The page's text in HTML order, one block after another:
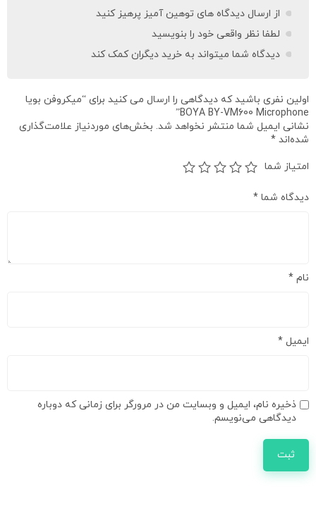
از ارسال دیدگاه های توهین آمیز پرهیز کنید
لطفا نظر واقعی خود را بنویسید
دیدگاه شما میتواند به خرید دیگران کمک کند
اولین نفری باشید که دیدگاهی را ارسال می کنید برای “میکروفن بویا
BOYA BY-VM600 Microphone”
نشانی ایمیل شما منتشر نخواهد شد. بخش‌های موردنیاز علامت‌گذاری
شده‌اند *
امتیاز شما
دیدگاه شما *
نام *
ایمیل *
ذخیره نام، ایمیل و وبسایت من در مرورگر برای زمانی که دوباره
دیدگاهی می‌نویسم.